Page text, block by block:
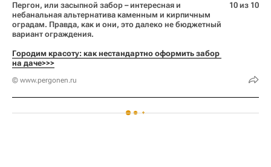
Пергон, или засыпной забор – интересная и
небанальная альтернатива каменным и кирпичным
оградам. Правда, как и они, это далеко не бюджетный
вариант ограждения.
Городим красоту: как нестандартно оформить забор
на даче>>>
© www.pergonen.ru
10 из 10